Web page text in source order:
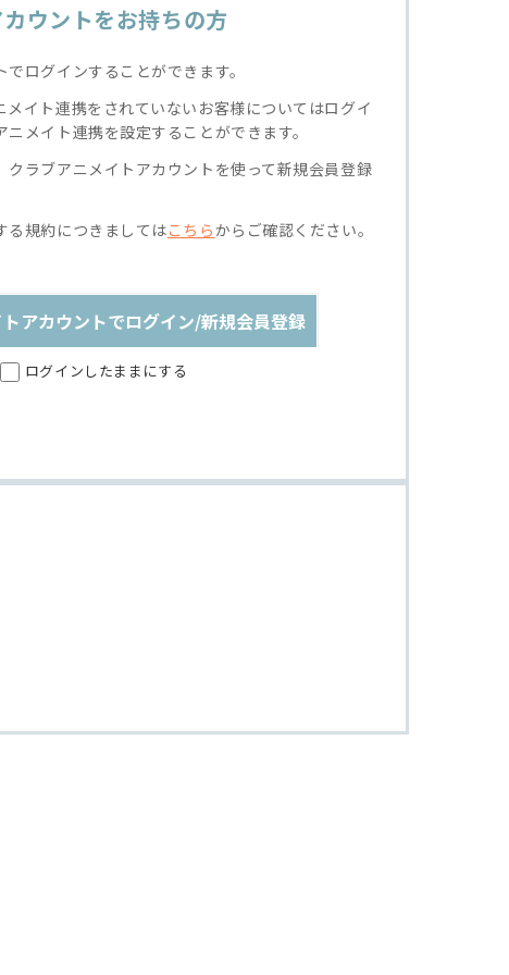
ウントをお持ちの方
ログインすることができます。
メイト連携をされていないお客様についてはログイ
メイト連携を設定することができます。
クラブアニメイトアカウントを使って新規会員登録
る規約につきましてはこちらからご確認ください。
アカウントでログイン/新規会員登録
ログインしたままにする